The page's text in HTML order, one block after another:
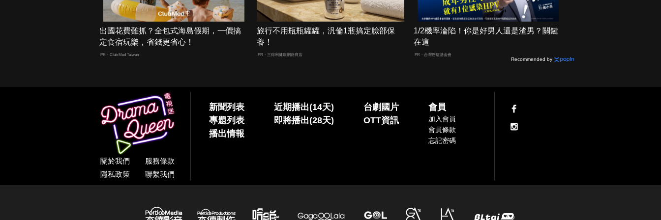
出國花費難抓？全包式海島假期，一價搞
定食宿玩樂，省錢更省心！
PR・Club Med Taiwan
旅行不用瓶瓶罐罐，汎倫1瓶搞定臉部保
養！
PR・三得利健康網路商店
1/2機率淪陷！你是好男人還是渣男？關鍵
在這
PR・台灣癌症基金會
Recommended by
關於我們
服務條款
隱私政策
聯繫我們
新聞列表
專題列表
播出情報
近期播出(14天)
即將播出(28天)
台劇國片
OTT資訊
會員
加入會員
會員條款
忘記密碼